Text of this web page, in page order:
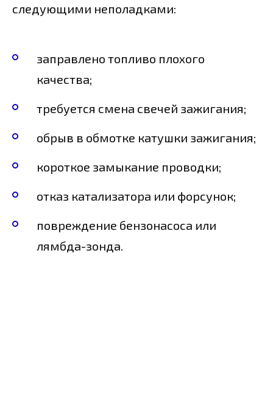
следующими неполадками:
заправлено топливо плохого
качества;
требуется смена свечей зажигания;
обрыв в обмотке катушки зажигания;
короткое замыкание проводки;
отказ катализатора или форсунок;
повреждение бензонасоса или
лямбда-зонда.